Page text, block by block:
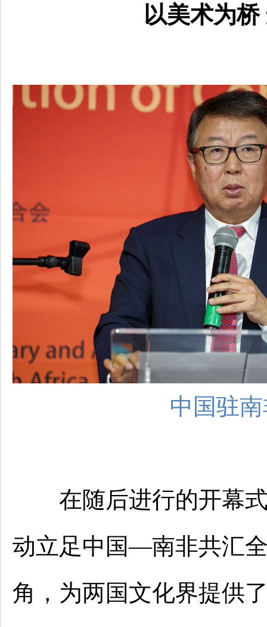
以美术为
中国驻
在随后进行的开幕式
动立足中国—南非共汇
角，为两国文化界提供